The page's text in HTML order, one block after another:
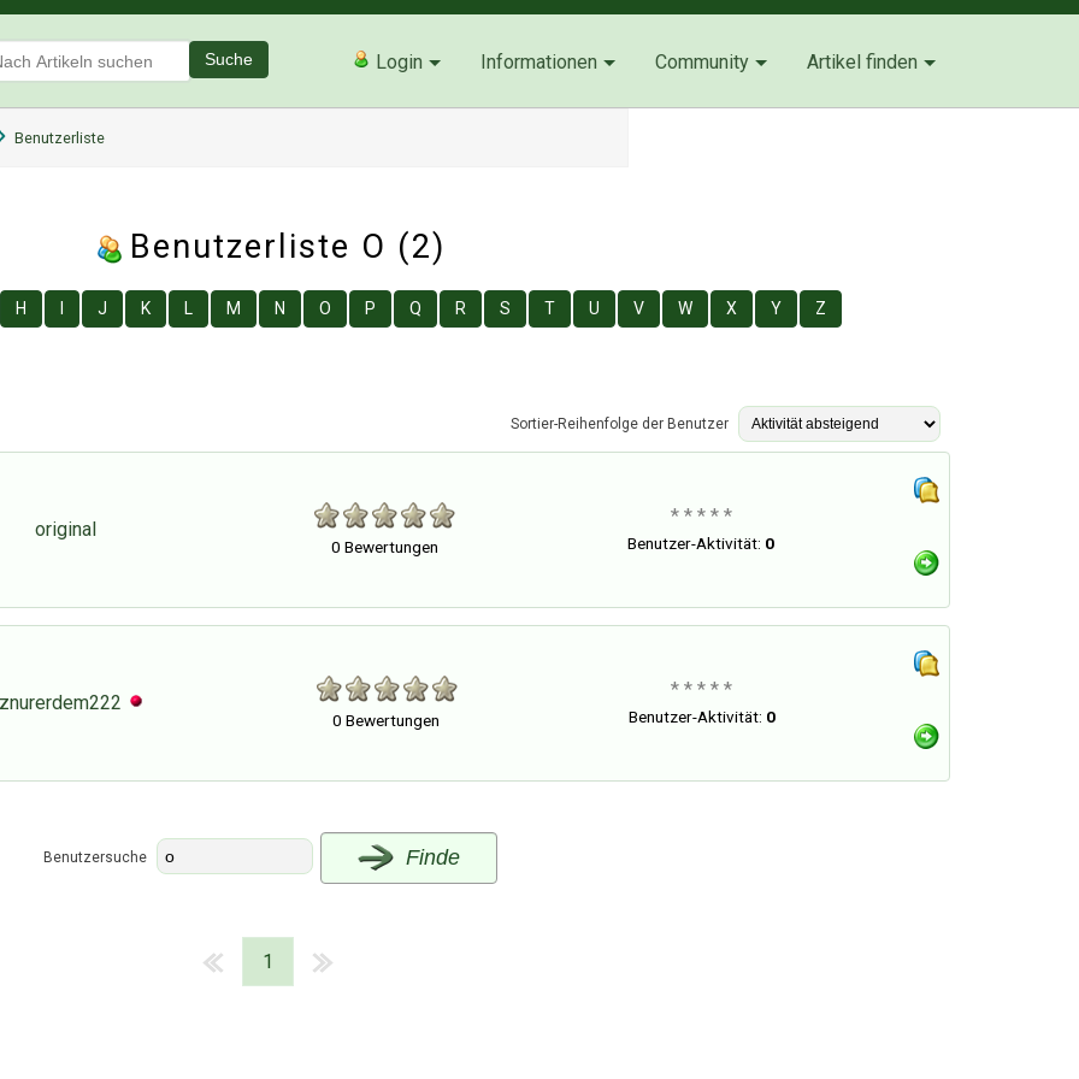
Suche Login Informationen Community Artikel finden
Benutzerliste
Benutzerliste O (2)
H I J K L M N O P Q R S T U V W X Y Z
Sortier-Reihenfolge der Benutzer
original
0 Bewertungen
* * * * *
Benutzer-Aktivität: 0
0 Bewertungen
* * * * *
Benutzer-Aktivität: 0
Benutzersuche Finde
1